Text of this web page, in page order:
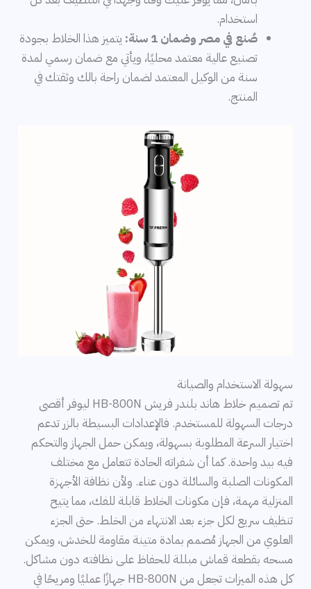
استخدام.
صُنع في مصر وضمان 1 سنة:
يتميز هذا الخلاط بجودة
تصنيع عالية معتمد محليًا، ويأتي مع ضمان رسمي لمدة
سنة من الوكيل المعتمد لضمان راحة بالك وثقتك في
المنتج.
سهولة الاستخدام والصيانة
تم تصميم خلاط هاند بلندر فريش HB-800N ليوفر أقصى
درجات السهولة للمستخدم. فالإعدادات البسيطة بالزر تدعم
اختيار السرعة المطلوبة بسهولة، ويمكن حمل الجهاز والتحكم
فيه بيد واحدة. كما أن شفراته الحادة تتعامل مع مختلف
المكونات الصلبة والسائلة دون عناء. ولأن نظافة الأجهزة
المنزلية مهمة، فإن مكونات الخلاط قابلة للفك، مما يتيح
تنظيف سريع لكل جزء بعد الانتهاء من الخلط. حتى الجزء
العلوي من الجهاز مُصمم بمادة متينة مقاومة للخدش، ويمكن
مسحه بقطعة قماش مبللة للحفاظ على نظافته دون مشاكل.
كل هذه الميزات تجعل من HB-800N جهازًا عمليًا ومريحًا في